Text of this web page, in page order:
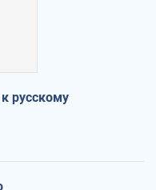
русскому